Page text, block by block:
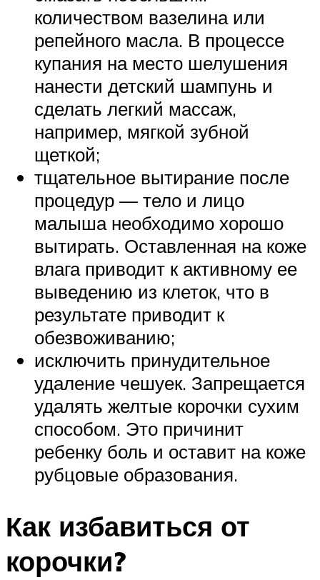
количеством вазелина или
репейного масла. В процессе
купания на место шелушения
нанести детский шампунь и
сделать легкий массаж,
например, мягкой зубной
щеткой;
тщательное вытирание после
процедур — тело и лицо
малыша необходимо хорошо
вытирать. Оставленная на коже
влага приводит к активному ее
выведению из клеток, что в
результате приводит к
обезвоживанию;
исключить принудительное
удаление чешуек. Запрещается
удалять желтые корочки сухим
способом. Это причинит
ребенку боль и оставит на коже
рубцовые образования.
Как избавиться от
корочки?